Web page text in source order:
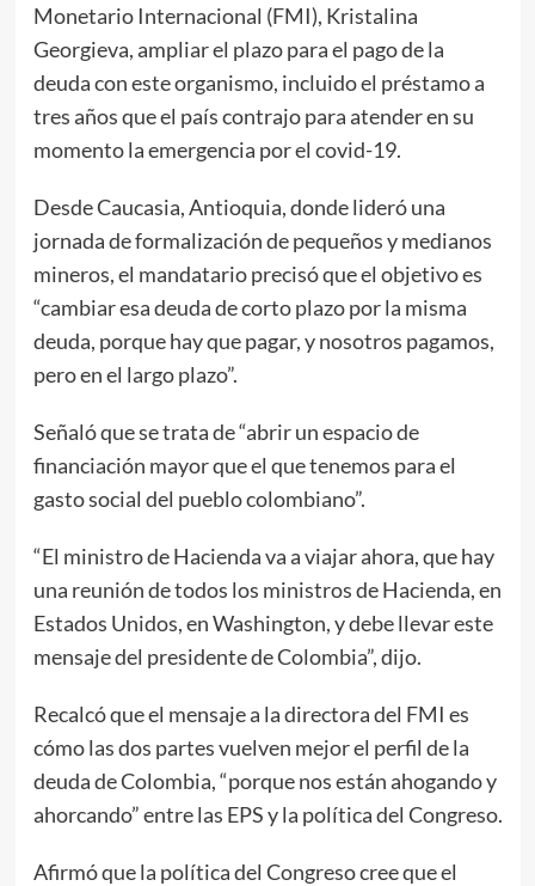
Monetario Internacional (FMI), Kristalina
Georgieva, ampliar el plazo para el pago de la
deuda con este organismo, incluido el préstamo a
tres años que el país contrajo para atender en su
momento la emergencia​ por el covid-19.
Desde Caucasia, Antioquia, donde lideró una
jornada de formalización de pequeños y medianos
mineros, el mandatario precisó que el objetivo es
“cambiar esa deuda de corto plazo por la misma
deuda, porque hay que pagar, y nosotros pagamos,
pero en el largo plazo”.
Señaló que se trata de “abrir un espacio de
financiación mayor que el que tenemos para el
gasto social del pueblo colombiano”.
“El ministro de Hacienda va a viajar ahora, que hay
una reunión de todos los ministros de Hacienda, en
Estados Unidos, en Washington, y debe llevar este
mensaje del presidente de Colombia”, dijo.
Recalcó que el mensaje a la directora del FMI es
cómo las dos partes vuelven mejor el perfil de la
deuda de Colombia, “porque nos están ahogando y
ahorcando” entre las EPS y la política del Congreso.
Afirmó que la política del Congreso cree que el